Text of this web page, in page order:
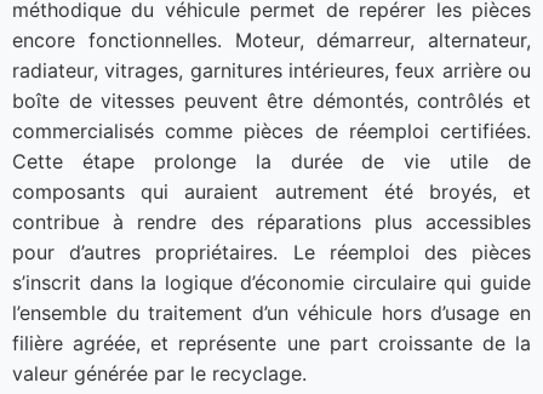
méthodique du véhicule permet de repérer les pièces
encore fonctionnelles. Moteur, démarreur, alternateur,
radiateur, vitrages, garnitures intérieures, feux arrière ou
boîte de vitesses peuvent être démontés, contrôlés et
commercialisés comme pièces de réemploi certifiées.
Cette étape prolonge la durée de vie utile de
composants qui auraient autrement été broyés, et
contribue à rendre des réparations plus accessibles
pour d’autres propriétaires. Le réemploi des pièces
s’inscrit dans la logique d’économie circulaire qui guide
l’ensemble du traitement d’un véhicule hors d’usage en
filière agréée, et représente une part croissante de la
valeur générée par le recyclage.